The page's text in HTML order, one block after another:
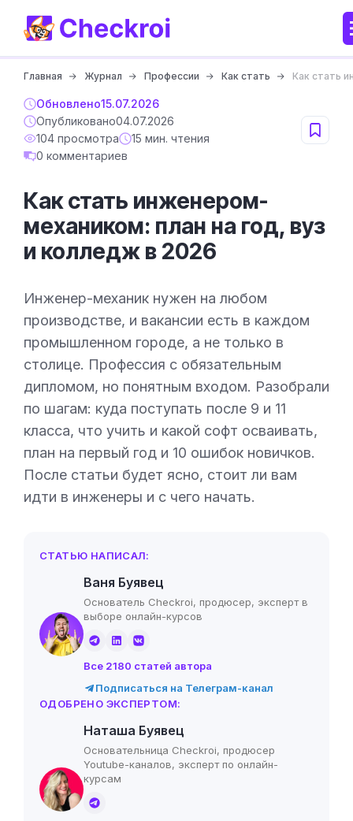
Главная Журнал Профессии Как стать Как стать
Обновлено15.07.2026
Опубликовано04.07.2026
104 просмотра
15 мин. чтения
0 комментариев
Как стать инженером-
механиком: план на год, вуз
и колледж в 2026
Инженер-механик нужен на любом
производстве, и вакансии есть в каждом
промышленном городе, а не только в
столице. Профессия с обязательным
дипломом, но понятным входом. Разобрали
по шагам: куда поступать после 9 и 11
класса, что учить и какой софт осваивать,
план на первый год и 10 ошибок новичков.
После статьи будет ясно, стоит ли вам
идти в инженеры и с чего начать.
СТАТЬЮ НАПИСАЛ:
Ваня Буявец
Основатель Checkroi, продюсер, эксперт в
выборе онлайн-курсов
Все 2180 статей автора
Подписаться на Телеграм-канал
ОДОБРЕНО ЭКСПЕРТОМ:
Наташа Буявец
Основательница Checkroi, продюсер
Youtube-каналов, эксперт по онлайн-
курсам